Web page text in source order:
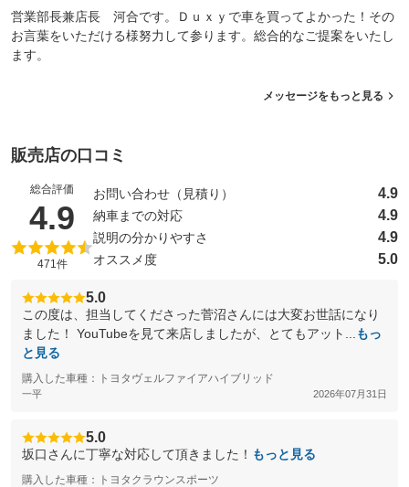
営業部長兼店長 河合です。Ｄｕｘｙで車を買ってよかった！その
お言葉をいただける様努力して参ります。総合的なご提案をいたし
ます。
メッセージをもっと見る
販売店の口コミ
総合評価
4.9 （5点満点中）
471件
お問い合わせ（見積り） 4.9
納車までの対応 4.9
説明の分かりやすさ 4.9
オススメ度 5.0
5.0
この度は、担当してくださった菅沼さんには大変お世話になり
ました！ YouTubeを見て来店しましたが、とてもアット...
もっ
と見る
購入した車種：トヨタヴェルファイアハイブリッド
一平 2026年07月31日
5.0
坂口さんに丁寧な対応して頂きました！ もっと見る
購入した車種：トヨタクラウンスポーツ